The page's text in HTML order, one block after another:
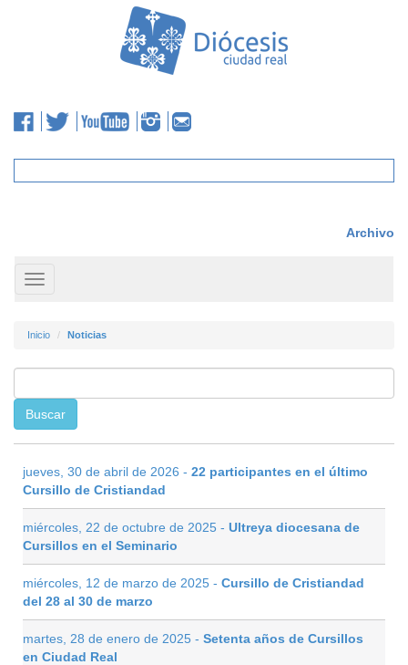
Archivo
Toggle
navigation
Inicio Noticias
jueves, 30 de abril de 2026 - 22 participantes en el último
Cursillo de Cristiandad
miércoles, 22 de octubre de 2025 - Ultreya diocesana de
Cursillos en el Seminario
miércoles, 12 de marzo de 2025 - Cursillo de Cristiandad
del 28 al 30 de marzo
martes, 28 de enero de 2025 - Setenta años de Cursillos
en Ciudad Real